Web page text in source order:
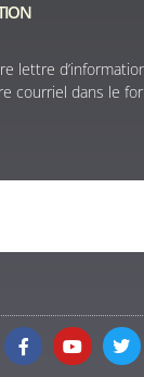
lettre
courriel dans le